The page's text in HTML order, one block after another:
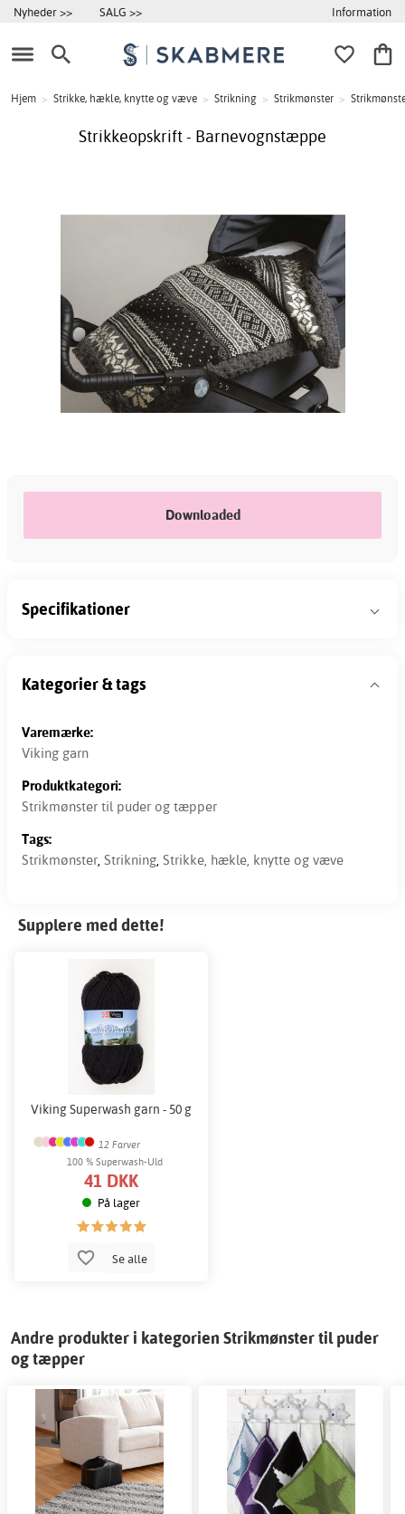
Nyheder >> SALG >> Information
Hjem > Strikke, hækle, knytte og væve > Strikning > Strikmønster >
Strikkeopskrift - Barnevognstæppe
Downloaded
Specifikationer
Kategorier & tags
Varemærke:
Viking garn
Produktkategori:
Strikmønster til puder og tæpper
Tags:
Strikmønster, Strikning, Strikke, hækle, knytte og væve
Supplere med dette!
Viking Superwash garn - 50 g
12 Farver
100 % Superwash-Uld
41 DKK
På lager
Se alle
Andre produkter i kategorien Strikmønster til puder
og tæpper